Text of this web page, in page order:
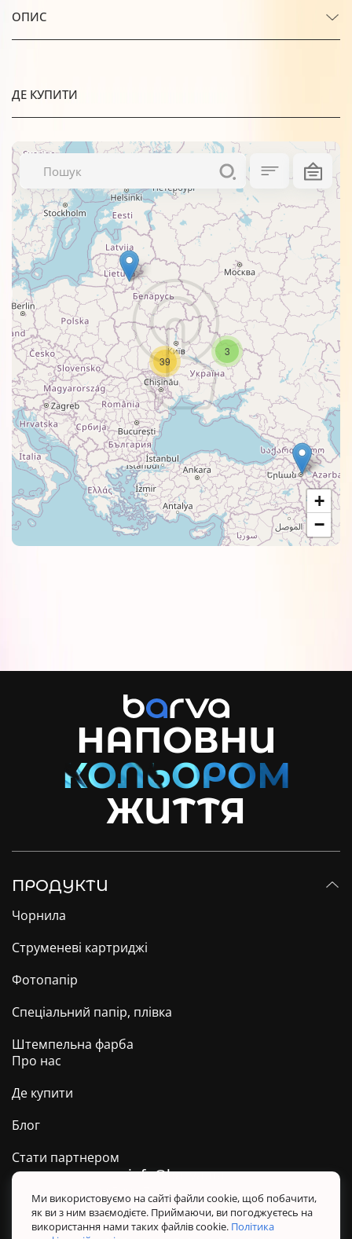
ОПИС
ДЕ КУПИТИ
3
39
+
−
НАПОВНИ
ЖИТТЯ
ПРОДУКТИ
Чорнила
Струменеві картриджі
Фотопапір
Спеціальний папір, плівка
Штемпельна фарба
Про нас
Де купити
Блог
Стати партнером
Техпідтримка ТМ BARVA
Політика конфіденційності
info@barva.ua
Ми використовуємо на сайті файли cookie, щоб побачити,
як ви з ним взаємодієте. Приймаючи, ви погоджуєтесь на
використання нами таких файлів cookie. Політика